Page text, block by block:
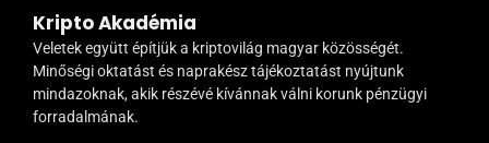
Kripto Akadémia
Veletek együtt építjük a kriptovilág magyar közösségét.
Minőségi oktatást és naprakész tájékoztatást nyújtunk
mindazoknak, akik részévé kívánnak válni korunk pénzügyi
forradalmának.